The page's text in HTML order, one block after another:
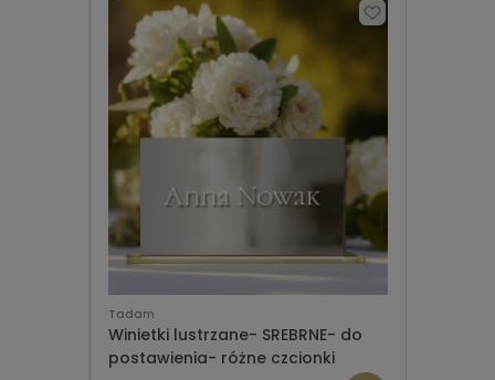
Tadam
Winietki lustrzane- SREBRNE- do
postawienia- różne czcionki